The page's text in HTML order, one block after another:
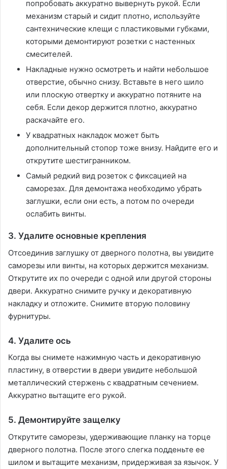
попробовать аккуратно вывернуть рукой. Если
механизм старый и сидит плотно, используйте
сантехнические клещи с пластиковыми губками,
которыми демонтируют розетки с настенных
смесителей.
Накладные нужно осмотреть и найти небольшое
отверстие, обычно снизу. Вставьте в него шило
или плоскую отвертку и аккуратно потяните на
себя. Если декор держится плотно, аккуратно
раскачайте его.
У квадратных накладок может быть
дополнительный стопор тоже внизу. Найдите его и
открутите шестигранником.
Самый редкий вид розеток с фиксацией на
саморезах. Для демонтажа необходимо убрать
заглушки, если они есть, а потом по очереди
ослабить винты.
3. Удалите основные крепления
Отсоединив заглушку от дверного полотна, вы увидите
саморезы или винты, на которых держится механизм.
Открутите их по очереди с одной или другой стороны
двери. Аккуратно снимите ручку и декоративную
накладку и отложите. Снимите вторую половину
фурнитуры.
4. Удалите ось
Когда вы снимете нажимную часть и декоративную
пластину, в отверстии в двери увидите небольшой
металлический стержень с квадратным сечением.
Аккуратно вытащите его рукой.
5. Демонтируйте защелку
Открутите саморезы, удерживающие планку на торце
дверного полотна. После этого слегка подденьте ее
шилом и вытащите механизм, придерживая за язычок. У